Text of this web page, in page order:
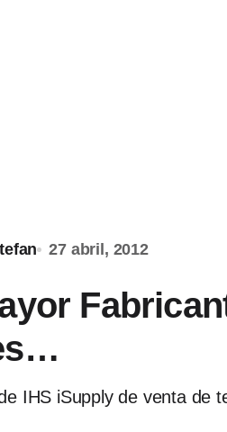
27 abril, 2012
IHS iSupply de venta de